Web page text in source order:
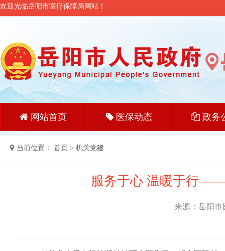
欢迎光临岳阳市医疗保障局网站！
网站首页 医保动态 政务
当前位置： 首页 > 机关党建
服务于心 温暖于行——
来源：岳阳市